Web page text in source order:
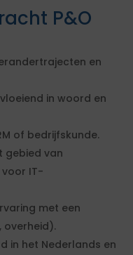
P&O
en
in woord en
of bedrijfskunde.
gebied van
IT-
met een
overheid).
in het Nederlands en